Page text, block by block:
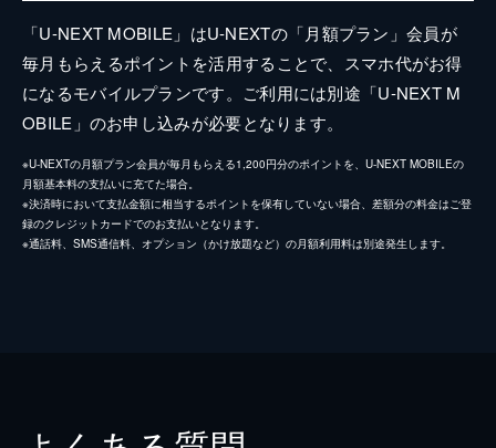
「U-NEXT MOBILE」はU-NEXTの「月額プラン」会員が
毎月もらえるポイントを活用することで、スマホ代がお得
になるモバイルプランです。ご利用には別途「U-NEXT M
OBILE」のお申し込みが必要となります。
※U-NEXTの月額プラン会員が毎月もらえる1,200円分のポイントを、U-NEXT MOBILEの
月額基本料の支払いに充てた場合。
※決済時において支払金額に相当するポイントを保有していない場合、差額分の料金はご登
録のクレジットカードでのお支払いとなります。
※通話料、SMS通信料、オプション（かけ放題など）の月額利用料は別途発生します。